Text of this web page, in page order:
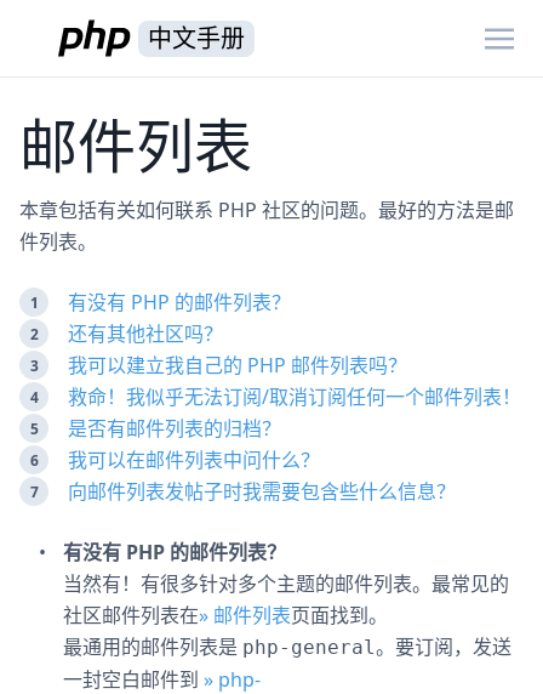
中文手册
邮件列表
本章包括有关如何联系 PHP 社区的问题。最好的方法是邮
件列表。
有没有 PHP 的邮件列表？
还有其他社区吗？
我可以建立我自己的 PHP 邮件列表吗？
救命！我似乎无法订阅/取消订阅任何一个邮件列表！
是否有邮件列表的归档？
我可以在邮件列表中问什么？
向邮件列表发帖子时我需要包含些什么信息？
有没有 PHP 的邮件列表？
当然有！有很多针对多个主题的邮件列表。最常见的
社区邮件列表在» 邮件列表页面找到。
最通用的邮件列表是 php-general。要订阅，发送
一封空白邮件到 » php-